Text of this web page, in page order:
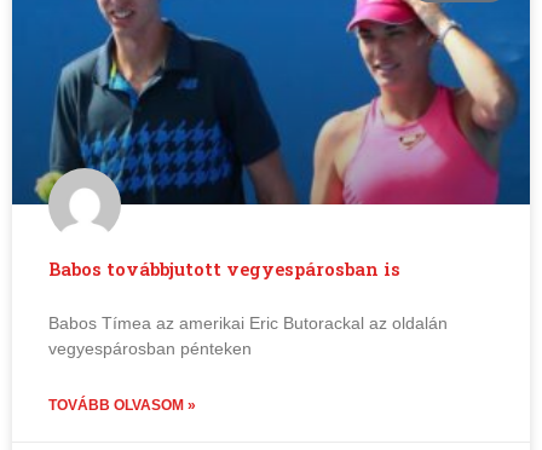
Babos továbbjutott vegyespárosban is
Babos Tímea az amerikai Eric Butorackal az oldalán
vegyespárosban pénteken
TOVÁBB OLVASOM »